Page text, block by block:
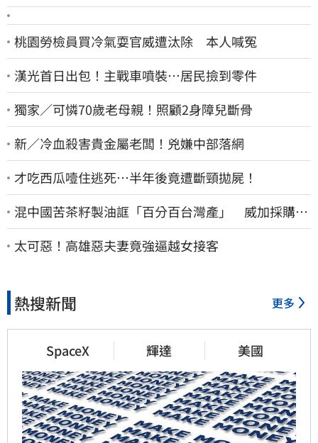
桃園勞檢員買冷氣耍官威遭汰除 本人喊冤
漢光首日出包！主戰車噴裝…居民撿到零件
獨家／可憐70歲老母親！照顧2身障兒斷骨
新／冷血殺害貴金屬老闆！兇嫌中部落網
才吃西瓜噎住逃死…半年後竟遭斷頸拋屍！
混中國苦茶籽製油誆「百分百台灣產」 威加採購
員、中間人收押禁見
太可惡！高雄惡夫妻竟強逼越女接客
熱搜新聞 更多
SpaceX 輝達 美國